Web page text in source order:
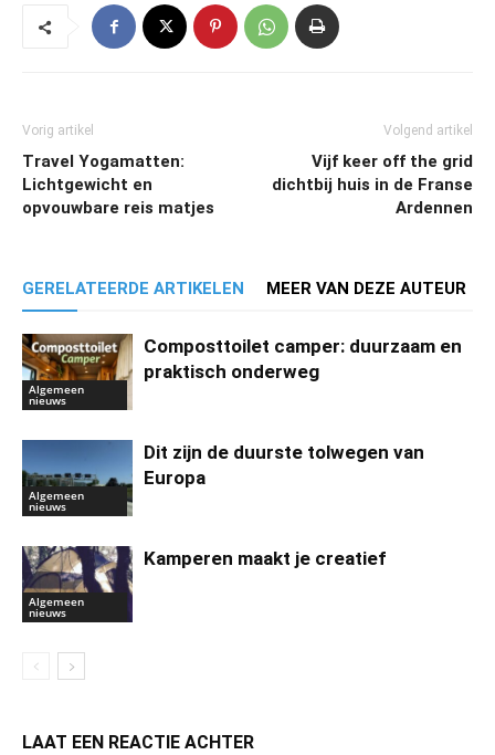
Vorig artikel
Travel Yogamatten:
Lichtgewicht en
opvouwbare reis matjes
Volgend artikel
Vijf keer off the grid
dichtbij huis in de Franse
Ardennen
GERELATEERDE ARTIKELEN MEER VAN DEZE AUTEUR
Algemeen
nieuws
Composttoilet camper: duurzaam en
praktisch onderweg
Algemeen
nieuws
Dit zijn de duurste tolwegen van
Europa
Algemeen
nieuws
Kamperen maakt je creatief
LAAT EEN REACTIE ACHTER